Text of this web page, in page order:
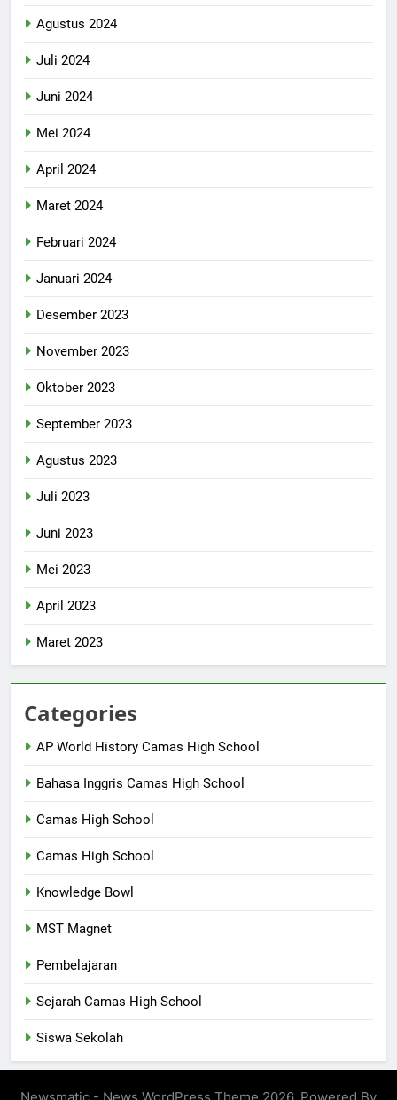
Agustus 2024
Juli 2024
Juni 2024
Mei 2024
April 2024
Maret 2024
Februari 2024
Januari 2024
Desember 2023
November 2023
Oktober 2023
September 2023
Agustus 2023
Juli 2023
Juni 2023
Mei 2023
April 2023
Maret 2023
Categories
AP World History Camas High School
Bahasa Inggris Camas High School
Camas High School
Camas High School
Knowledge Bowl
MST Magnet
Pembelajaran
Sejarah Camas High School
Siswa Sekolah
Newsmatic - News WordPress Theme 2026. Powered By